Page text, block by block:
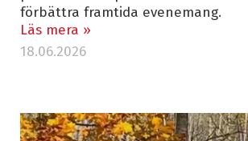
förbättra framtida evenemang.
Läs mera »
18.06.2026